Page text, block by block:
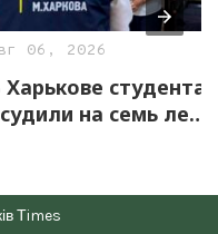
06, 2026
Харькове студента
на семь лет
СССР
Тimes